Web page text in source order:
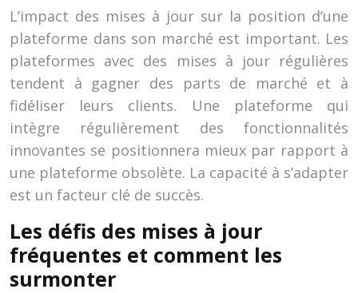
L’impact des mises à jour sur la position d’une
plateforme dans son marché est important. Les
plateformes avec des mises à jour régulières
tendent à gagner des parts de marché et à
fidéliser leurs clients. Une plateforme qui
intègre régulièrement des fonctionnalités
innovantes se positionnera mieux par rapport à
une plateforme obsolète. La capacité à s’adapter
est un facteur clé de succès.
Les défis des mises à jour
fréquentes et comment les
surmonter